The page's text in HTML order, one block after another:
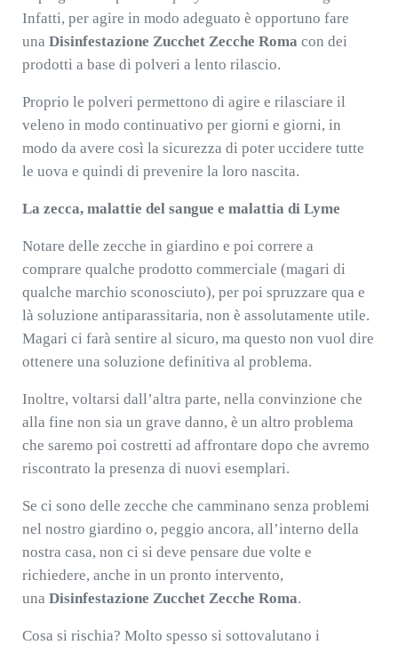
Infatti, per agire in modo adeguato è opportuno fare
una Disinfestazione Zucchet Zecche Roma con dei
prodotti a base di polveri a lento rilascio.
Proprio le polveri permettono di agire e rilasciare il
veleno in modo continuativo per giorni e giorni, in
modo da avere così la sicurezza di poter uccidere tutte
le uova e quindi di prevenire la loro nascita.
La zecca, malattie del sangue e malattia di Lyme
Notare delle zecche in giardino e poi correre a
comprare qualche prodotto commerciale (magari di
qualche marchio sconosciuto), per poi spruzzare qua e
là soluzione antiparassitaria, non è assolutamente utile.
Magari ci farà sentire al sicuro, ma questo non vuol dire
ottenere una soluzione definitiva al problema.
Inoltre, voltarsi dall’altra parte, nella convinzione che
alla fine non sia un grave danno, è un altro problema
che saremo poi costretti ad affrontare dopo che avremo
riscontrato la presenza di nuovi esemplari.
Se ci sono delle zecche che camminano senza problemi
nel nostro giardino o, peggio ancora, all’interno della
nostra casa, non ci si deve pensare due volte e
richiedere, anche in un pronto intervento,
una Disinfestazione Zucchet Zecche Roma.
Cosa si rischia? Molto spesso si sottovalutano i